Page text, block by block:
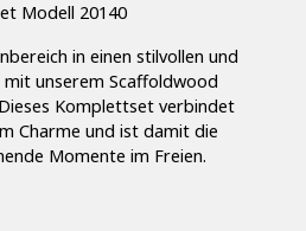
Modell 20140
in einen stilvollen und
unserem Scaffoldwood
Komplettset verbindet
Charme und ist damit die
Momente im Freien.